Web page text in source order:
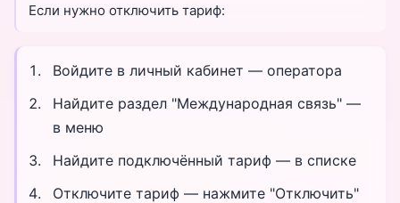
Если нужно отключить тариф:
Войдите в личный кабинет — оператора
Найдите раздел "Международная связь" —
в меню
Найдите подключённый тариф — в списке
Отключите тариф — нажмите "Отключить"